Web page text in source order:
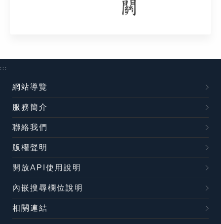
:::
網站導覽
服務簡介
聯絡我們
版權聲明
開放API使用說明
內嵌搜尋欄位說明
相關連結